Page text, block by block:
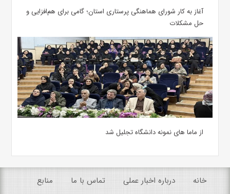
آغاز به کار شورای هماهنگی پرستاری استان؛ گامی برای هم‌افزایی و
حل مشکلات
از ماما های نمونه دانشگاه تجلیل شد
خانه درباره اخبار عملی تماس با ما منابع